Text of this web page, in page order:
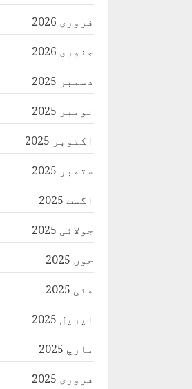
فروری 2026
جنوری 2026
دسمبر 2025
نومبر 2025
اکتوبر 2025
ستمبر 2025
اگست 2025
جولائی 2025
جون 2025
مئی 2025
اپریل 2025
مارچ 2025
فروری 2025